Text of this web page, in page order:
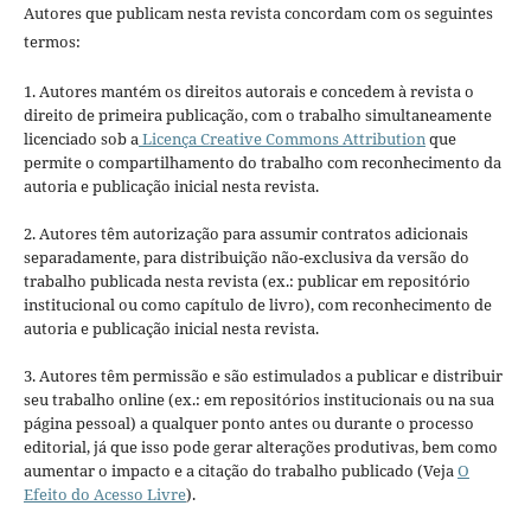
Autores que publicam nesta revista concordam com os seguintes
termos:
1. Autores mantém os direitos autorais e concedem à revista o
direito de primeira publicação, com o trabalho simultaneamente
licenciado sob aLicença Creative Commons Attributionque
permite o compartilhamento do trabalho com reconhecimento da
autoria e publicação inicial nesta revista.
2. Autores têm autorização para assumir contratos adicionais
separadamente, para distribuição não-exclusiva da versão do
trabalho publicada nesta revista (ex.: publicar em repositório
institucional ou como capítulo de livro), com reconhecimento de
autoria e publicação inicial nesta revista.
3. Autores têm permissão e são estimulados a publicar e distribuir
seu trabalho online (ex.: em repositórios institucionais ou na sua
página pessoal) a qualquer ponto antes ou durante o processo
editorial, já que isso pode gerar alterações produtivas, bem como
aumentar o impacto e a citação do trabalho publicado (VejaO
Efeito do Acesso Livre).